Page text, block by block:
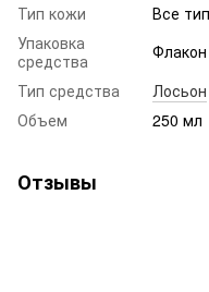
Тип кожи
Все
Упаковка
средства
Тип средства
Лосьон
Объем
250 мл
Отзывы